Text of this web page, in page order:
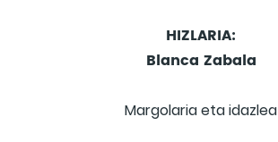
HIZLARIA:
Blanca Zabala
Margolaria eta idazlea